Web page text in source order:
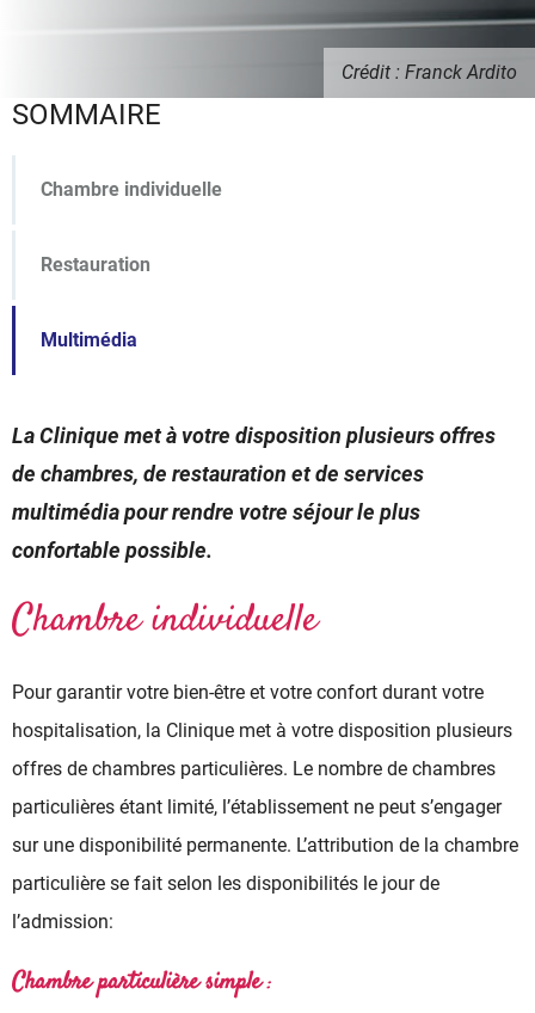
Crédit : Franck Ardito
SOMMAIRE
Chambre individuelle
Restauration
Multimédia
La Clinique met à votre disposition plusieurs offres
de chambres, de restauration et de services
multimédia pour rendre votre séjour le plus
confortable possible.
Chambre individuelle
Pour garantir votre bien-être et votre confort durant votre
hospitalisation, la Clinique met à votre disposition plusieurs
offres de chambres particulières. Le nombre de chambres
particulières étant limité, l’établissement ne peut s’engager
sur une disponibilité permanente. L’attribution de la chambre
particulière se fait selon les disponibilités le jour de
l’admission:
Chambre particulière simple: